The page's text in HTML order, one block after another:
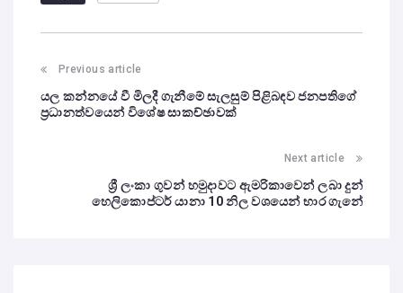
Previous article
යල කන්නයේ වී මිලදී ගැනීමේ සැලසුම් පිළිබඳව ජනපතිගේ
ප්‍රධානත්වයෙන් විශේෂ සාකච්ඡාවක්
Next article
ශ්‍රී ලංකා ගුවන් හමුදාවට ඇමරිකාවෙන් ලබා දුන්
හෙලිකොප්ටර් යානා 10 නිල වශයෙන් භාර ගැනේ